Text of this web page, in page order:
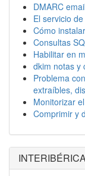
DMARC email
El servicio
Cómo
Consultas
Habilitar en
dkim notas y
Problema
extraíbles,
Monitorizar
Comprimir y